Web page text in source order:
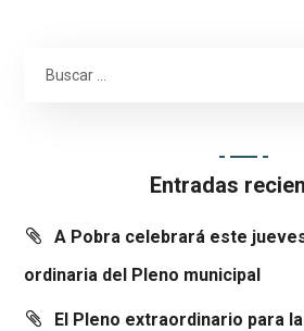
Entradas
A Pobra celebrará este
ordinaria del Pleno municipal
El Pleno extraordinario para